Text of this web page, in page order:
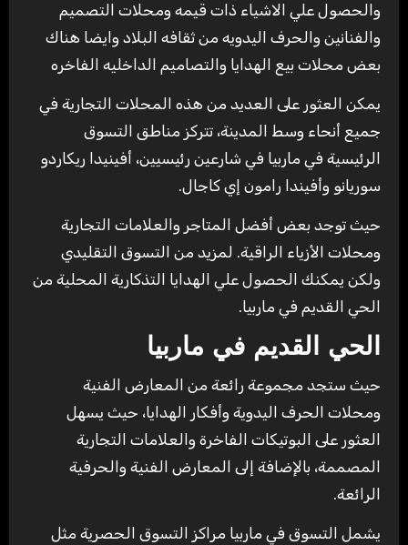
والحصول علي الاشياء ذات قيمه ومحلات التصميم
والفنانين والحرف اليدويه من ثقافه البلاد وايضا هناك
بعض محلات بيع الهدايا والتصاميم الداخليه الفاخره
يمكن العثور على العديد من هذه المحلات التجارية في
جميع أنحاء وسط المدينة، تتركز مناطق التسوق
الرئيسية في ماربيا في شارعين رئيسيين، أفينيدا ريكاردو
سوريانو وأفيندا رامون إي كاجال.
حيث توجد بعض أفضل المتاجر والعلامات التجارية
ومحلات الأزياء الراقية. لمزيد من التسوق التقليدي
ولكن يمكنك الحصول علي الهدايا التذكارية المحلية من
الحي القديم في ماربيا.
الحي القديم في ماربيا
حيث ستجد مجموعة رائعة من المعارض الفنية
ومحلات الحرف اليدوية وأفكار الهدايا، حيث يسهل
العثور على البوتيكات الفاخرة والعلامات التجارية
المصممة، بالإضافة إلى المعارض الفنية والحرفية
الرائعة.
يشمل التسوق في ماربيا مراكز التسوق الحصرية مثل